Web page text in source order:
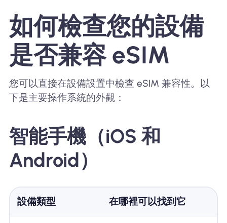
如何檢查您的設備
是否兼容 eSIM
您可以直接在設備設置中檢查 eSIM 兼容性。以
下是主要操作系統的外觀：
智能手機（iOS 和
Android）
設備類型 在哪裡可以找到它